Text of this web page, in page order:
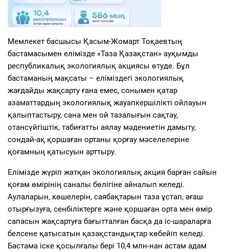
Мемлекет басшысы Қасым-Жомарт Тоқаевтың
бастамасымен елімізде «Таза Қазақстан» ауқымды
республикалық экологиялық акциясы өтуде. Бұл
бастаманың мақсаты – еліміздегі экологиялық
жағдайды жақсарту ғана емес, сонымен қатар
азаматтардың экологиялық жауапкершілікті ойлауын
қалыптастыру, сана мен ой тазалығын сақтау,
отансүйгіштік, табиғатты аялау мәдениетін дамыту,
сондай-ақ қоршаған ортаны қорғау мәселелеріне
қоғамның қатысуын арттыру.
Елімізде жүріп жатқан экологиялық акция барған сайын
қоғам өмірінің саналы бөлігіне айналып келеді.
Аулаларын, көшелерін, саябақтарын таза ұстап, ағаш
отырғызуға, сенбіліктерге және қоршаған орта мен өмір
сапасын жақсартуға бағытталған басқа да іс-шараларға
белсене қатысатын қазақстандықтар көбейіп келеді.
Бастама іске қосылғалы бері 10,4 млн-нан астам адам